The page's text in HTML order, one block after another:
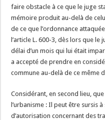
faire obstacle à ce que le juge
mémoire produit au-delà de
de ce que l’ordonnance
l’article L. 600-3, dès lors que
délai d’un mois qui lui était
a accepté de prendre en
commune au-delà de ce même
Considérant, en second lieu,
l’urbanisme : Il peut être sursis
d’autorisation concernant des